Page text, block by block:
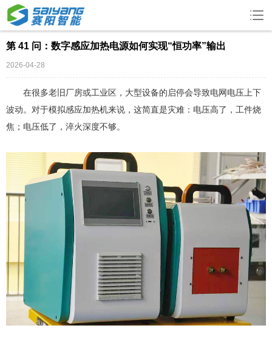
第 41 问：数字感应加热电源如何实现“恒功率”输出
2026-04-28
在很多老旧厂房或工业区，大型设备的启停会导致电网电压上下
波动。对于模拟感应加热机来说，这简直是灾难：电压高了，工件烧
焦；电压低了，淬火深度不够。